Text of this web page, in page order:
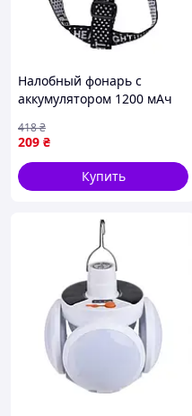
Налобный фонарь с
аккумулятором 1200 мАч
освещения в любых
условиях
209 ₴
418₴
Купить